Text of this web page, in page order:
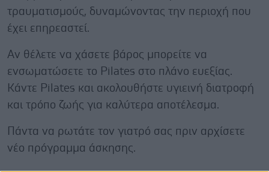
τραυματισμούς, δυναμώνοντας την περιοχή που
έχει επηρεαστεί.
Αν θέλετε να χάσετε βάρος μπορείτε να
ενσωματώσετε το Pilates στο πλάνο ευεξίας.
Κάντε Pilates και ακολουθήστε υγιεινή διατροφή
και τρόπο ζωής για καλύτερα αποτέλεσμα.
Πάντα να ρωτάτε τον γιατρό σας πριν αρχίσετε
νέο πρόγραμμα άσκησης.